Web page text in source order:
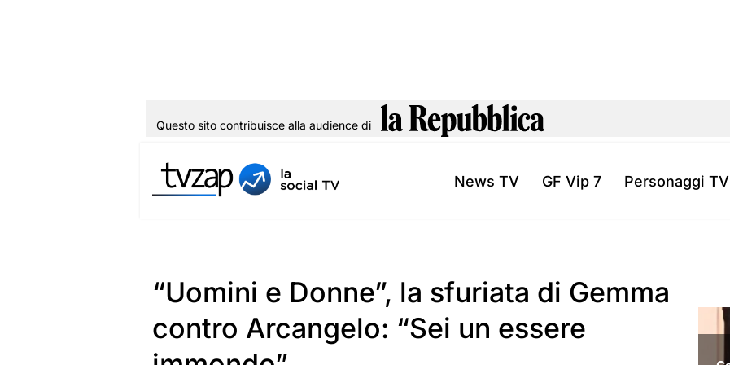
al
Questo sito contribuisce alla audience di
News TV GF Vip 7 Personaggi TV
“Uomini e Donne”, la sfuriata di Gemma
contro Arcangelo: “Sei un essere